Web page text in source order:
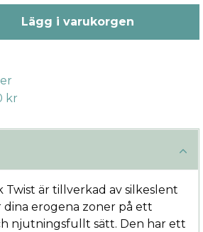
Lägg i varukorgen
kr
Twist är tillverkad av silkeslent
dina erogena zoner på ett
njutningsfullt sätt. Den har ett